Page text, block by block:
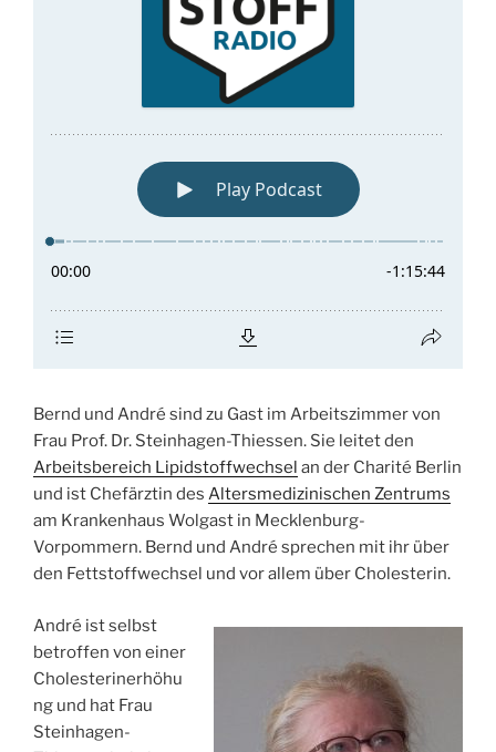
Bernd und André sind zu Gast im Arbeitszimmer von
Frau Prof. Dr. Steinhagen-Thiessen. Sie leitet den
Arbeitsbereich Lipidstoffwechsel an der Charité Berlin
und ist Chefärztin des Altersmedizinischen Zentrums
am Krankenhaus Wolgast in Mecklenburg-
Vorpommern. Bernd und André sprechen mit ihr über
den Fettstoffwechsel und vor allem über Cholesterin.
André ist selbst
betroffen von einer
Cholesterinerhöhu
ng und hat Frau
Steinhagen-